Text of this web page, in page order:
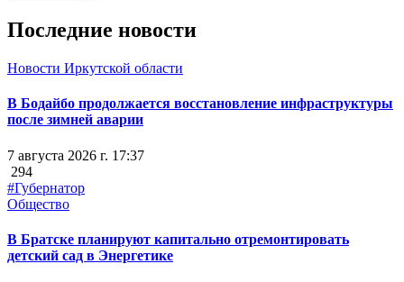
Последние новости
Новости Иркутской области
В Бодайбо продолжается восстановление инфраструктуры
после зимней аварии
7 августа 2026 г. 17:37
294
#Губернатор
Общество
В Братске планируют капитально отремонтировать
детский сад в Энергетике